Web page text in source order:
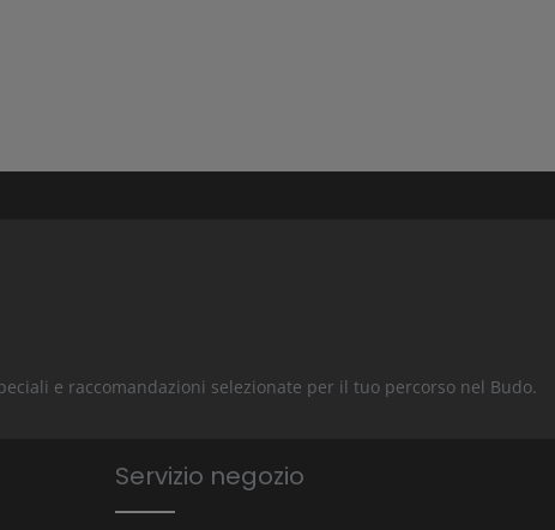
e raccomandazioni selezionate per il tuo percorso nel Budo.
Servizio negozio